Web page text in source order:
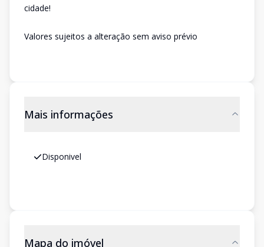
cidade!
Valores sujeitos a alteração sem aviso prévio
Mais informações
Disponivel
Mapa do imóvel